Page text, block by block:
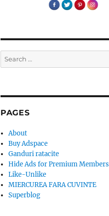
Search
for:
PAGES
About
Buy Adspace
Ganduri ratacite
Hide Ads for Premium Members
Like-Unlike
MIERCUREA FARA CUVINTE
Superblog